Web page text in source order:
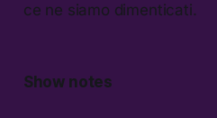
ce ne siamo dimenticati.
Show notes